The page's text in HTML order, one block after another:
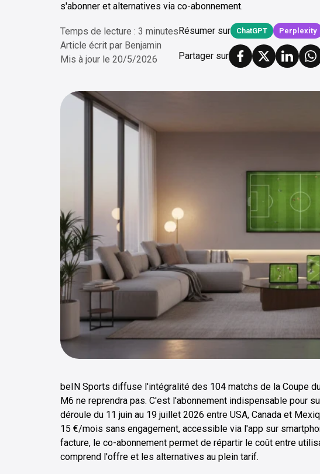
s'abonner et alternatives via co-abonnement.
Temps de lecture : 3 minutes
Article écrit par Benjamin
Mis à jour le 20/5/2026
Résumer sur ChatGPT Perplexity
Partager sur
beIN Sports diffuse l'intégralité des 104 matchs de la Coupe
M6 ne reprendra pas. C'est l'abonnement indispensable pour
déroule du 11 juin au 19 juillet 2026 entre USA, Canada et
15 €/mois sans engagement, accessible via l'app sur
facture, le co-abonnement permet de répartir le coût entre
comprend l'offre et les alternatives au plein tarif.